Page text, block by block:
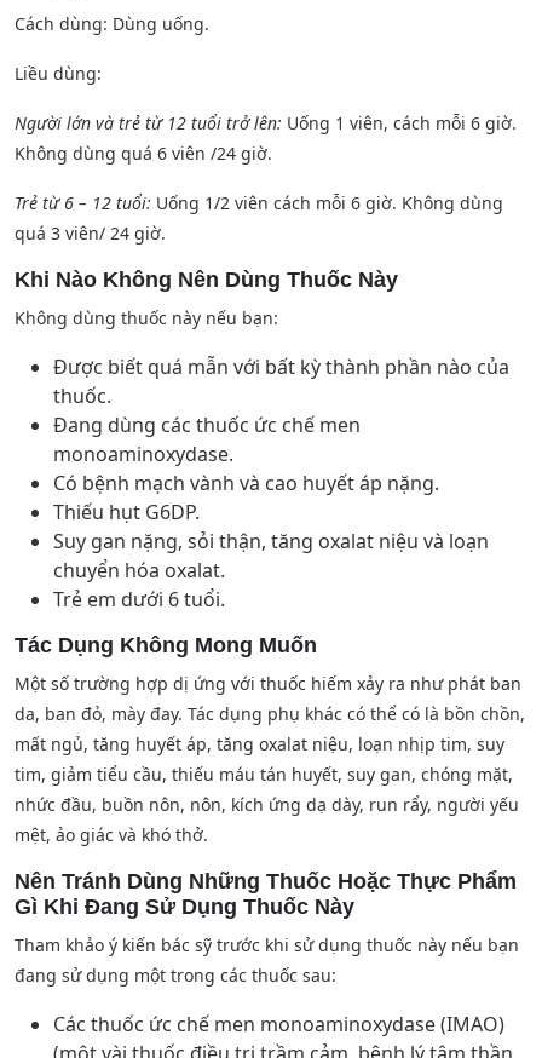
Cách dùng: Dùng uống.
Liều dùng:
Người lớn và trẻ từ 12 tuổi trở lên: Uống 1 viên, cách mỗi 6 giờ.
Không dùng quá 6 viên /24 giờ.
Trẻ từ 6 – 12 tuổi: Uống 1/2 viên cách mỗi 6 giờ. Không dùng
quá 3 viên/ 24 giờ.
Khi Nào Không Nên Dùng Thuốc Này
Không dùng thuốc này nếu bạn:
Được biết quá mẫn với bất kỳ thành phần nào của
thuốc.
Đang dùng các thuốc ức chế men
monoaminoxydase.
Có bệnh mạch vành và cao huyết áp nặng.
Thiếu hụt G6DP.
Suy gan nặng, sỏi thận, tăng oxalat niệu và loạn
chuyển hóa oxalat.
Trẻ em dưới 6 tuổi.
Tác Dụng Không Mong Muốn
Một số trường hợp dị ứng với thuốc hiếm xảy ra như phát ban
da, ban đỏ, mày đay. Tác dụng phụ khác có thể có là bồn chồn,
mất ngủ, tăng huyết áp, tăng oxalat niệu, loạn nhịp tim, suy
tim, giảm tiểu cầu, thiếu máu tán huyết, suy gan, chóng mặt,
nhức đầu, buồn nôn, nôn, kích ứng dạ dày, run rẩy, người yếu
mệt, ảo giác và khó thở.
Nên Tránh Dùng Những Thuốc Hoặc Thực Phẩm
Gì Khi Đang Sử Dụng Thuốc Này
Tham khảo ý kiến bác sỹ trước khi sử dụng thuốc này nếu bạn
đang sử dụng một trong các thuốc sau:
Các thuốc ức chế men monoaminoxydase (IMAO)